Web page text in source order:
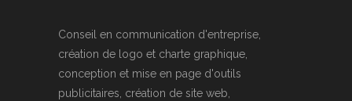
Conseil en communication d'entreprise,
création de logo et charte graphique,
conception et mise en page d'outils
publicitaires, création de site web,